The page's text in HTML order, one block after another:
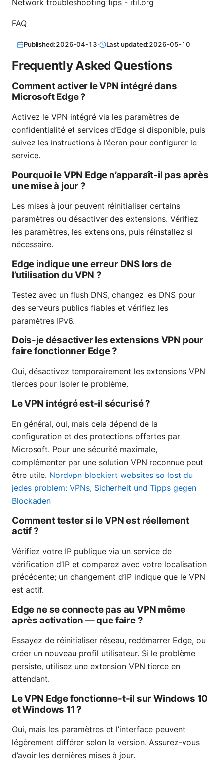
Network troubleshooting tips - itil.org
FAQ
Published:2026-04-13· Last updated:2026-05-10
Frequently Asked Questions
Comment activer le VPN intégré dans
Microsoft Edge ?
Activez le VPN intégré via les paramètres de
confidentialité et services d’Edge si disponible, puis
suivez les instructions à l’écran pour configurer le
service.
Pourquoi le VPN Edge n’apparaît-il pas après
une mise à jour ?
Les mises à jour peuvent réinitialiser certains
paramètres ou désactiver des extensions. Vérifiez
les paramètres, les extensions, puis réinstallez si
nécessaire.
Edge indique une erreur DNS lors de
l’utilisation du VPN ?
Testez avec un flush DNS, changez les DNS pour
des serveurs publics fiables et vérifiez les
paramètres IPv6.
Dois-je désactiver les extensions VPN pour
faire fonctionner Edge ?
Oui, désactivez temporairement les extensions VPN
tierces pour isoler le problème.
Le VPN intégré est-il sécurisé ?
En général, oui, mais cela dépend de la
configuration et des protections offertes par
Microsoft. Pour une sécurité maximale,
complémenter par une solution VPN reconnue peut
être utile. Nordvpn blockiert websites so lost du
jedes problem: VPNs, Sicherheit und Tipps gegen
Blockaden
Comment tester si le VPN est réellement
actif ?
Vérifiez votre IP publique via un service de
vérification d’IP et comparez avec votre localisation
précédente; un changement d’IP indique que le VPN
est actif.
Edge ne se connecte pas au VPN même
après activation — que faire ?
Essayez de réinitialiser réseau, redémarrer Edge, ou
créer un nouveau profil utilisateur. Si le problème
persiste, utilisez une extension VPN tierce en
attendant.
Le VPN Edge fonctionne-t-il sur Windows 10
et Windows 11 ?
Oui, mais les paramètres et l’interface peuvent
légèrement différer selon la version. Assurez-vous
d’avoir les dernières mises à jour.